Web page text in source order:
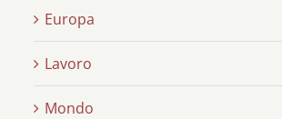
Europa
Lavoro
Mondo